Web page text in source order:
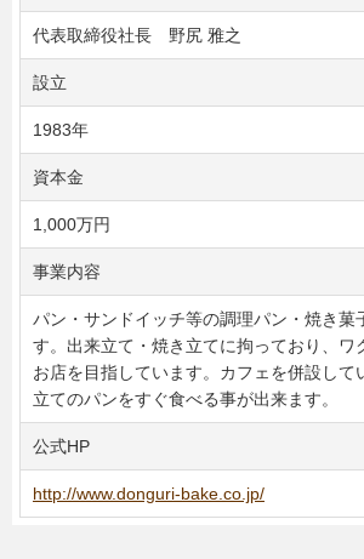
代表取締役社長 野尻 雅之
設立
1983年
資本金
1,000万円
事業内容
パン・サンドイッチ等の調理パン・焼き菓
す。出来立て・焼き立てに拘っており、ワ
お店を目指しています。カフェを併設して
立てのパンをすぐ食べる事が出来ます。
公式HP
http://www.donguri-bake.co.jp/